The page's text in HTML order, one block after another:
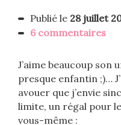
Publié le 28 juillet
6 commentaires
J’aime beaucoup
presque enfantin ;)…
avouer que j’envie
limite, un régal pour
vous-même :